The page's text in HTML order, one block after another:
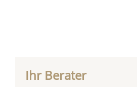
Ihr Berater